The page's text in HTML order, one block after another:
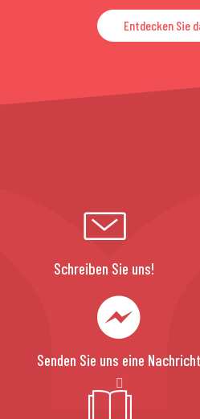
Entdecken Sie
Schreiben Sie uns!
Senden Sie uns eine Nachricht